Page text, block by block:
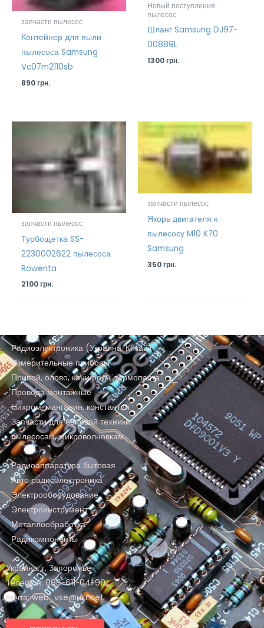
запчасти пылесос
Контейнер для пыли
пылесоса Samsung
Vc07m2110sb
890грн.
Новый поступления
пылесос
Шланг Samsung DJ97-
00889L
1300грн.
запчасти пылесос
Турбощетка SS-
2230002622 пылесоса
Rowenta
2100грн.
запчасти пылесос
Якорь двигателя к
пылесосу M10 K70
Samsung
350грн.
Радиоэлектроника (Украина, Китай)
Измерительные приборы
Припой, олово, канифоль, термопаста
Провода монтажные
Нихром, манганин, константан
Запчасти для бытовой техники:
пылесосам, микроволновкам
Радиоаппаратура бытовая
Авто радиоэлектроника
Электрооборудование
Электроинструмент
Металлообработка
Радикомпоненты
Украина, г. Запорожье
Телефон: 096-611-04-90
почта: web_vse@ukr.net